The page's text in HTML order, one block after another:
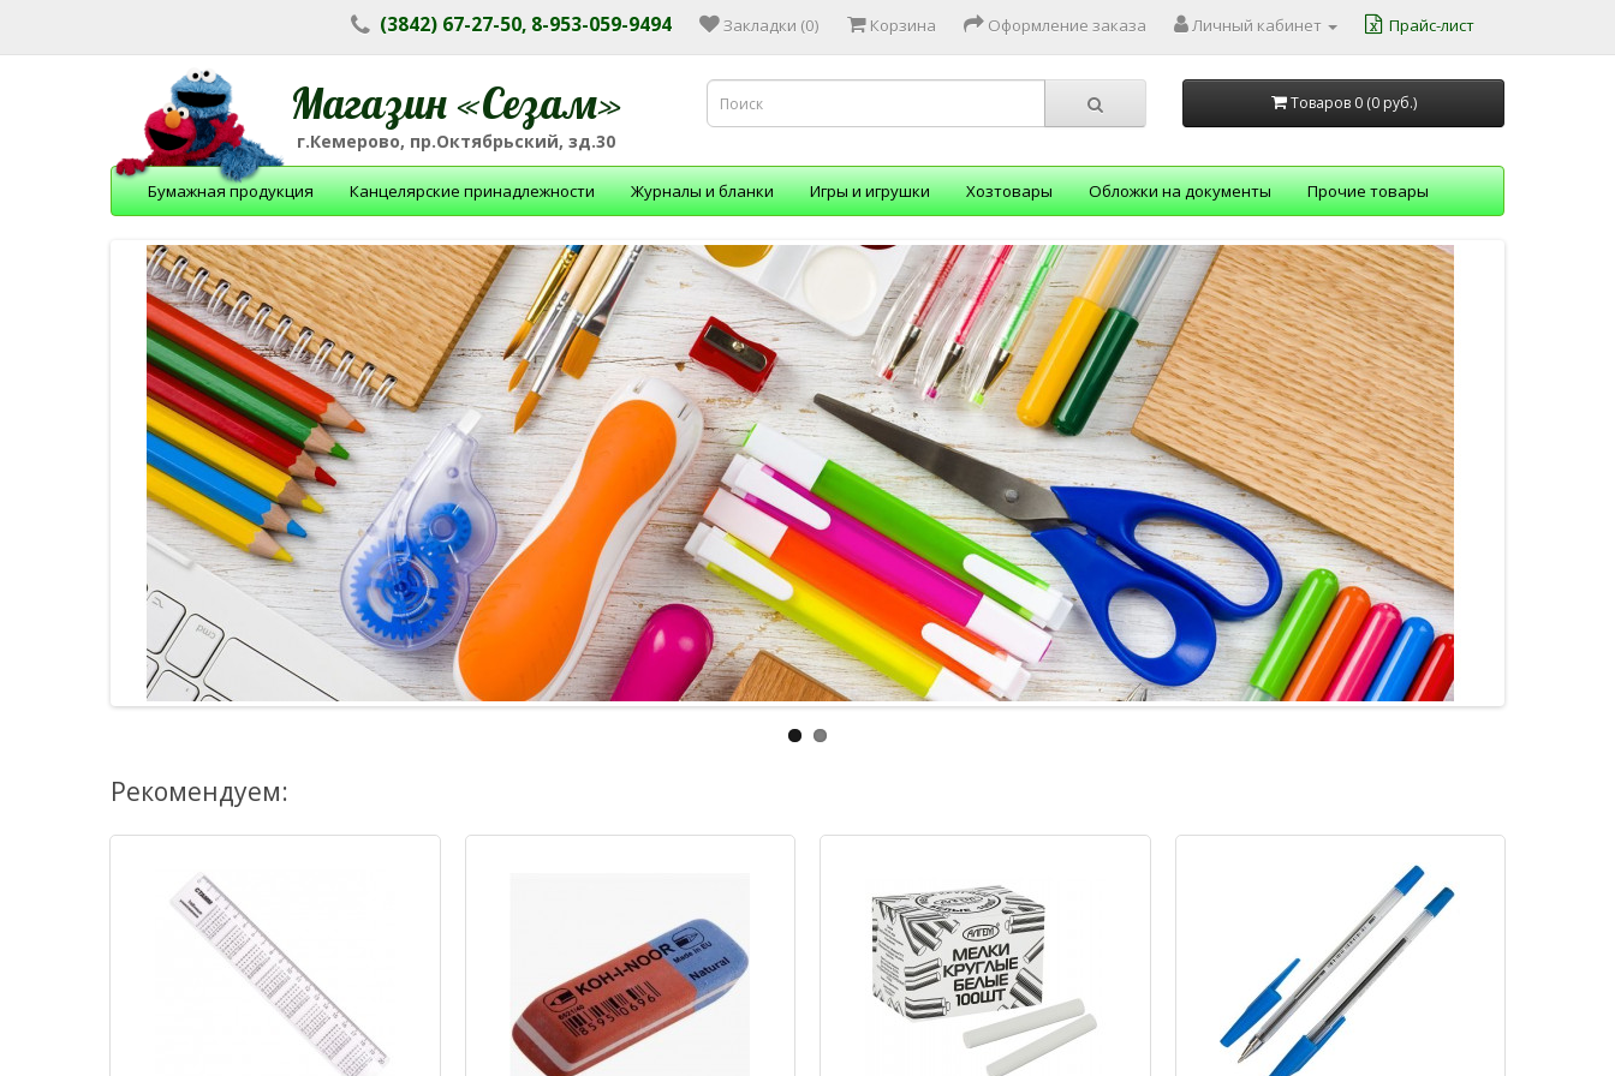
(3842) 67-27-50, 8-953-059-9494 Закладки (0) Корзина Оформление заказа Личный кабинет Прайс-лист
Магазин «Сезам»
г.Кемерово, пр.Октябрьский, зд.30
Товаров 0 (0 руб.)
Бумажная продукция Канцелярские принадлежности Журналы и бланки Игры и игрушки Хозтовары Обложки на документы Прочие товары
Рекомендуем: